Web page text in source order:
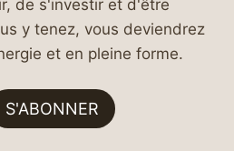
de s'investir et d'être
y tenez, vous deviendrez
et en pleine forme.
S'ABONNER